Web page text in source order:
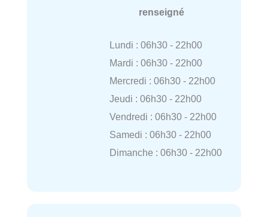
renseigné
Lundi : 06h30 - 22h00
Mardi : 06h30 - 22h00
Mercredi : 06h30 - 22h00
Jeudi : 06h30 - 22h00
Vendredi : 06h30 - 22h00
Samedi : 06h30 - 22h00
Dimanche : 06h30 - 22h00